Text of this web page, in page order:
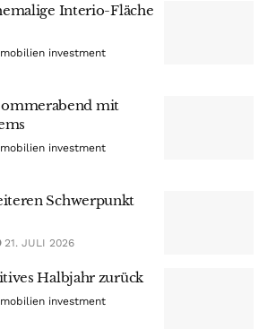
Interio-Fläche
investment
mit
investment
Schwerpunkt
21. JULI 2026
Halbjahr zurück
investment